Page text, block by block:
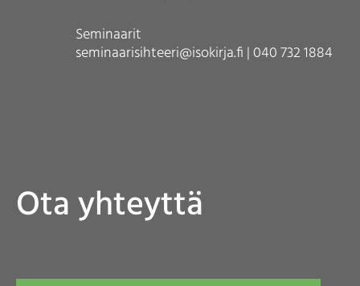
Seminaarit
seminaarisihteeri@isokirja.fi | 040 732 1884
Ota yhteyttä